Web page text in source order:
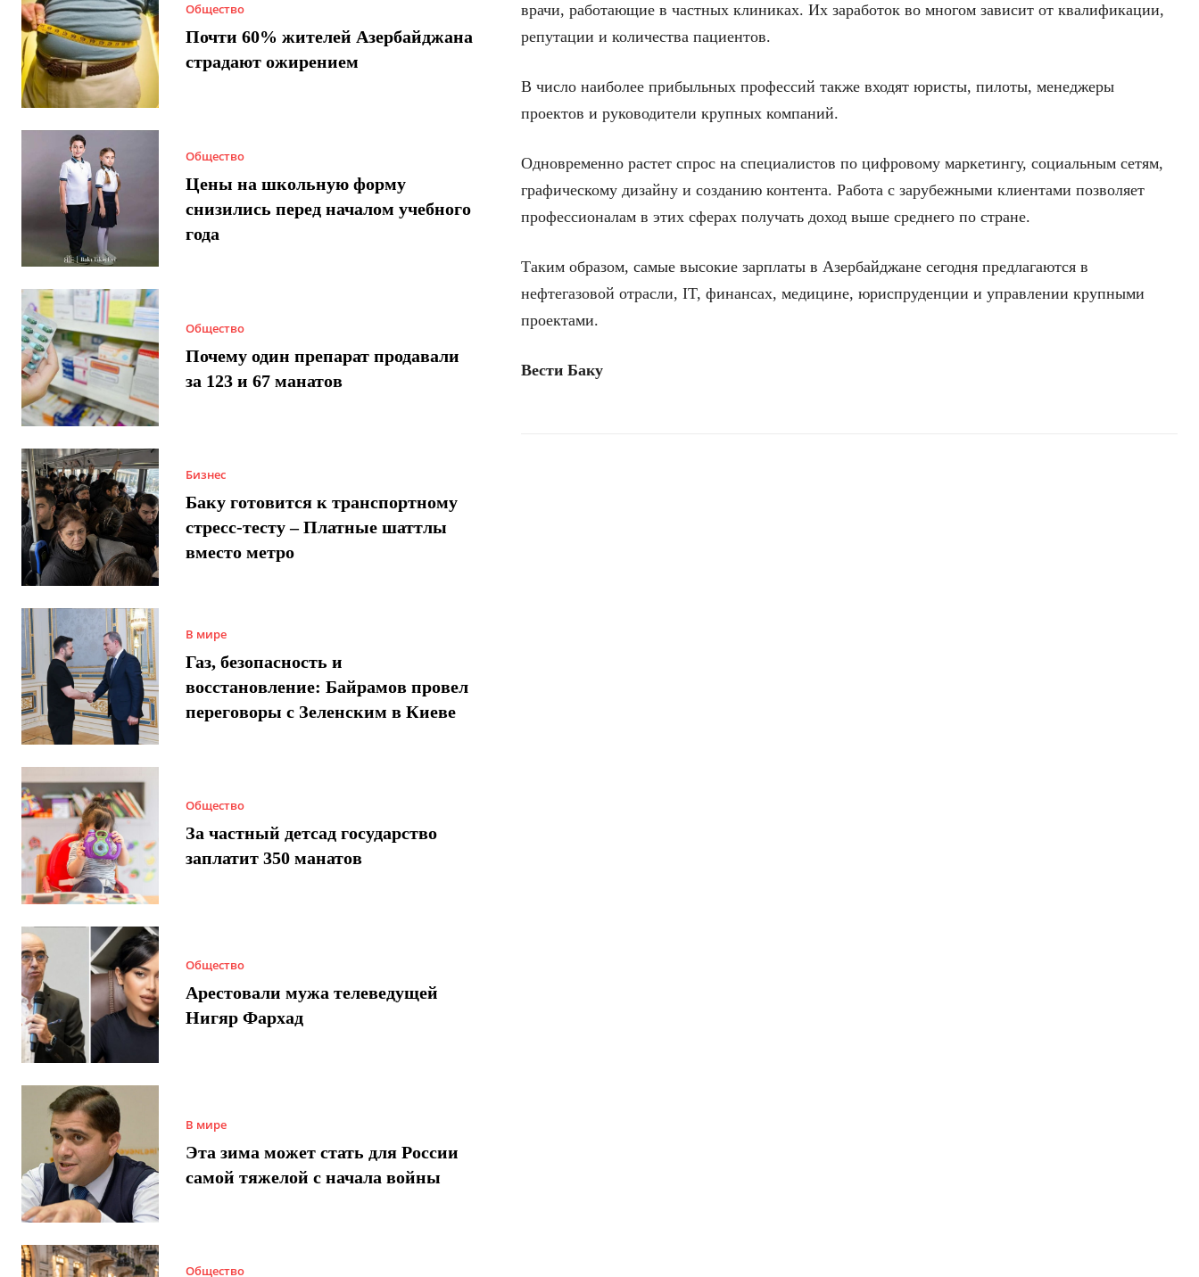
Общество
Почти 60% жителей Азербайджана
страдают ожирением
Общество
Цены на школьную форму
снизились перед началом учебного
года
Общество
Почему один препарат продавали
за 123 и 67 манатов
Бизнес
Баку готовится к транспортному
стресс-тесту – Платные шаттлы
вместо метро
В мире
Газ, безопасность и
восстановление: Байрамов провел
переговоры с Зеленским в Киеве
Общество
За частный детсад государство
заплатит 350 манатов
Общество
Арестовали мужа телеведущей
Нигяр Фархад
В мире
Эта зима может стать для России
самой тяжелой с начала войны
Общество
врачи, работающие в частных клиниках. Их заработок во многом зависит от квалификации,
репутации и количества пациентов.
В число наиболее прибыльных профессий также входят юристы, пилоты, менеджеры
проектов и руководители крупных компаний.
Одновременно растет спрос на специалистов по цифровому маркетингу, социальным сетям,
графическому дизайну и созданию контента. Работа с зарубежными клиентами позволяет
профессионалам в этих сферах получать доход выше среднего по стране.
Таким образом, самые высокие зарплаты в Азербайджане сегодня предлагаются в
нефтегазовой отрасли, IT, финансах, медицине, юриспруденции и управлении крупными
проектами.
Вести Баку